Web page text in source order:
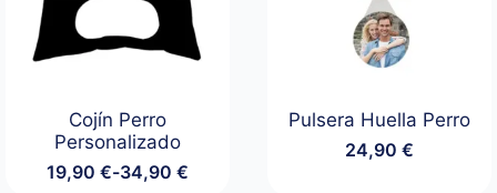
Cojín Perro
Personalizado
19,90€-34,90€
Rango
Pulsera Huella Perro
24,90 €